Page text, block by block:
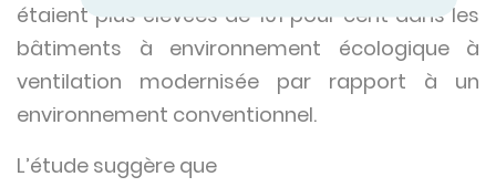
étaient plus élevées de 101 pour cent dans les
bâtiments à environnement écologique à
ventilation modernisée par rapport à un
environnement conventionnel.
L’étude suggère que